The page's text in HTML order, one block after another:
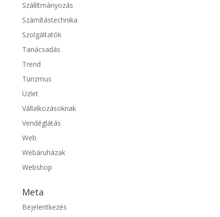
Szállítmányozás
Számítástechnika
Szolgáltatók
Tanácsadás
Trend
Turizmus
Üzlet
Vállalkozásoknak
Vendéglátás
Web
Webáruházak
Webshop
Meta
Bejelentkezés